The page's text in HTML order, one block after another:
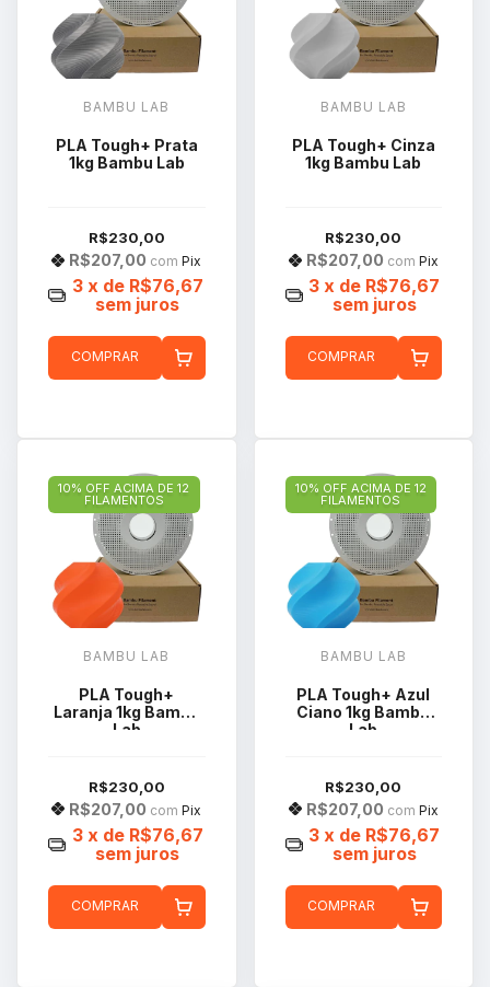
BAMBU LAB
PLA Tough+ Prata
1kg Bambu Lab
R$230,00
R$207,00 com Pix
3 x de R$76,67
sem juros
COMPRAR
BAMBU LAB
PLA Tough+ Cinza
1kg Bambu Lab
R$230,00
R$207,00 com Pix
3 x de R$76,67
sem juros
COMPRAR
10% OFF ACIMA DE 12
FILAMENTOS
BAMBU LAB
PLA Tough+
Laranja 1kg Bambu
Lab
R$230,00
R$207,00 com Pix
3 x de R$76,67
sem juros
COMPRAR
10% OFF ACIMA DE 12
FILAMENTOS
BAMBU LAB
PLA Tough+ Azul
Ciano 1kg Bambu
Lab
R$230,00
R$207,00 com Pix
3 x de R$76,67
sem juros
COMPRAR